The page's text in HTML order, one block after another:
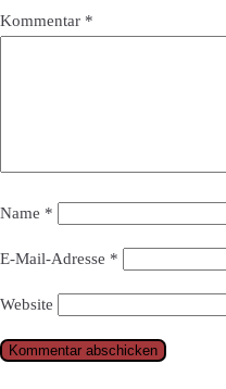
Kommentar *
Name *
E-Mail-Adresse *
Website